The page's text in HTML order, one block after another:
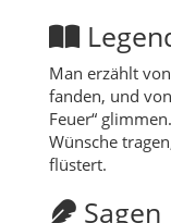
Man erzählt
fanden, und
Feuer“
Wünsche
flüstert.
Sagen